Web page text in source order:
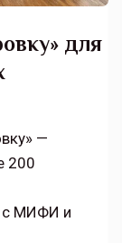
для
—
200
с МИФИ и